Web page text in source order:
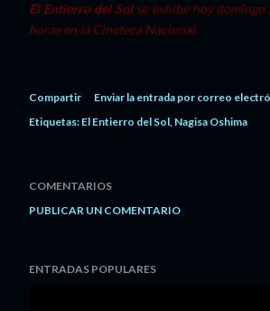
El Entierro del Sol se exhibe hoy
horas en la Cineteca Nacional.
Compartir
Enviar la entrada por correo
Etiquetas: El Entierro del Sol Nagisa Oshima
COMENTARIOS
PUBLICAR UN COMENTARIO
ENTRADAS POPULARES